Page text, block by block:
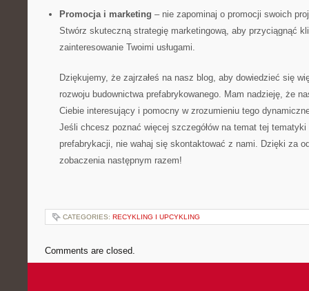
Promocja i marketing – ⁤nie zapominaj o promocji swoich
Stwórz skuteczną strategię marketingową, ‍aby ​przyciągnąć
zainteresowanie Twoimi usługami.
Dziękujemy, że zajrzałeś ⁣na nasz blog, aby dowiedzieć⁣ się
rozwoju budownictwa prefabrykowanego. Mam nadzieję, że
Ciebie interesujący ⁢i pomocny w zrozumieniu ⁢tego
Jeśli chcesz poznać⁤ więcej szczegółów na temat ‌tej
prefabrykacji, nie wahaj się skontaktować z nami. Dzięki⁣ za​
zobaczenia następnym razem!
CATEGORIES: RECYKLING I UPCYKLING
Comments are closed.